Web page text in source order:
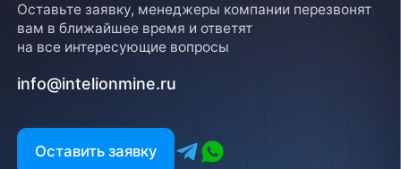
Оставьте заявку, менеджеры компании перезвонят
вам в ближайшее время и ответят
на все интересующие вопросы
info@intelionmine.ru
Оставить заявку